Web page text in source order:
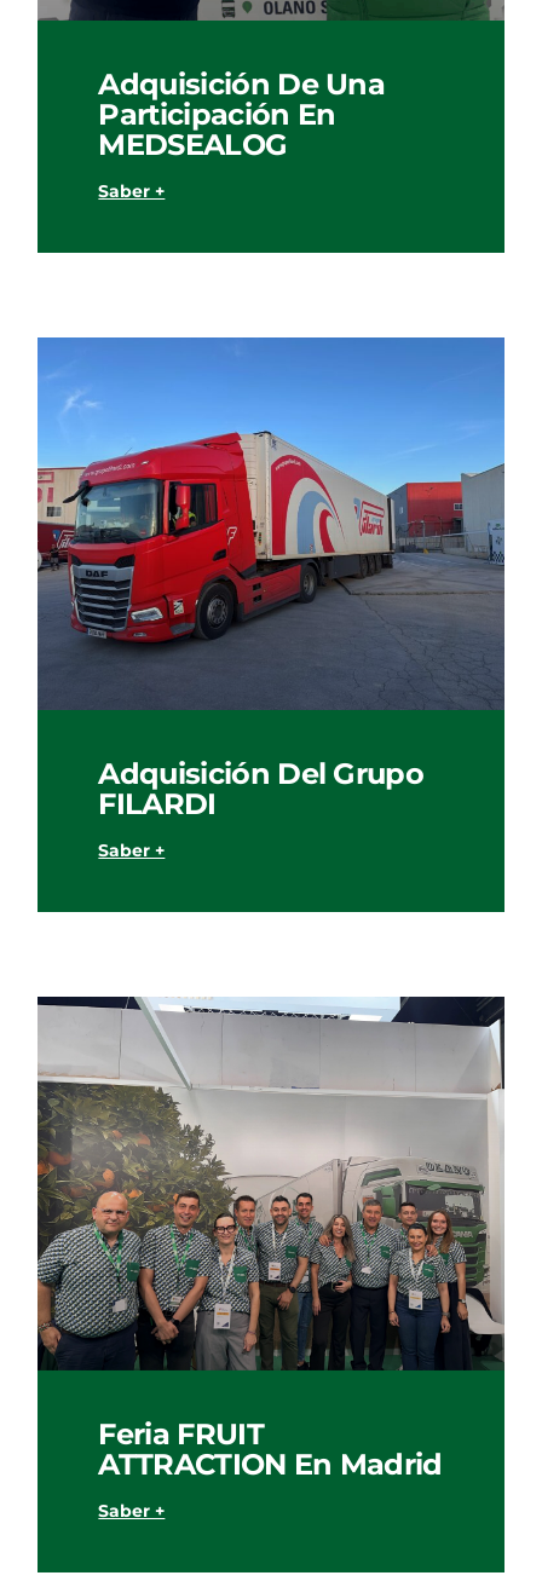
Adquisición De Una
Participación En
MEDSEALOG
Saber +
Adquisición Del Grupo
FILARDI
Saber +
Feria FRUIT
ATTRACTION En Madrid
Saber +